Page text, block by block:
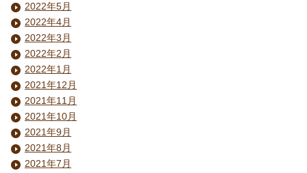
2022年5月
2022年4月
2022年3月
2022年2月
2022年1月
2021年12月
2021年11月
2021年10月
2021年9月
2021年8月
2021年7月